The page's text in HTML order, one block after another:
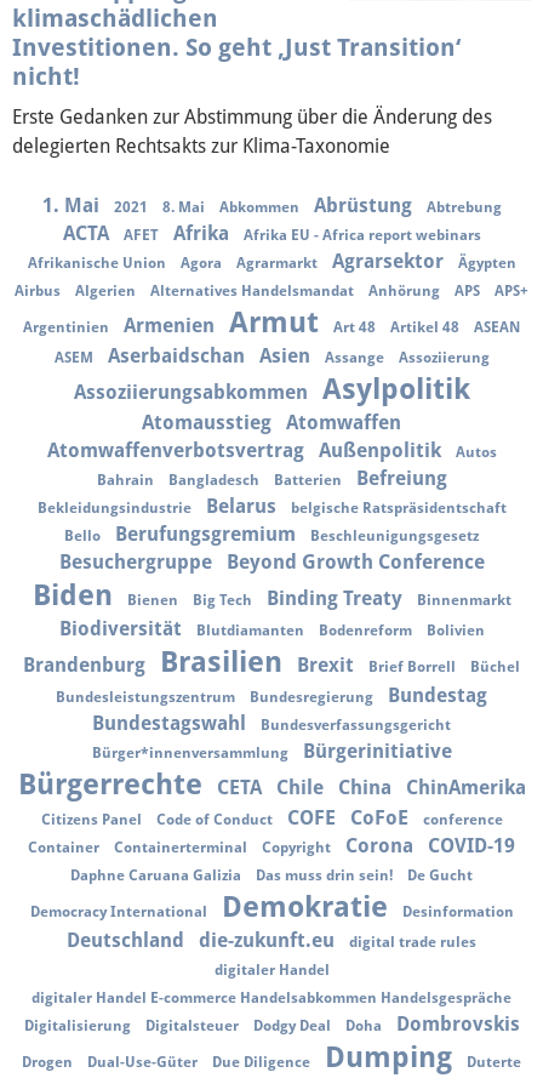
Über mich
Vor Ort
Kontakt
Termine
Presse
Mediathek
klimaschädlichen
Investitionen. So geht ‚Just Transition‘
nicht!
Erste Gedanken zur Abstimmung über die Änderung des
delegierten Rechtsakts zur Klima-Taxonomie
1. Mai 2021 8. Mai Abkommen Abrüstung Abtrebung
ACTA AFET Afrika
Afrika EU - Africa report webinars
Afrikanische Union
Agora Agrarmarkt Agrarsektor
Ägypten
Airbus
Algerien Alternatives Handelsmandat Anhörung APS APS+
Argentinien Armenien Armut Art 48 Artikel 48
ASEAN
ASEM
Aserbaidschan Asien Assange Assoziierung
Assoziierungsabkommen Asylpolitik
Atomausstieg
Atomwaffen
Atomwaffenverbotsvertrag
Außenpolitik
Autos
Bahrain
Bangladesch Batterien Befreiung
Bekleidungsindustrie Belarus
belgische Ratspräsidentschaft
Bello
Berufungsgremium Beschleunigungsgesetz
Besuchergruppe Beyond Growth Conference
Biden Bienen Big Tech Binding Treaty Binnenmarkt
Biodiversität Blutdiamanten Bodenreform Bolivien
Brandenburg Brasilien Brexit Brief Borrell
Büchel
Bundesleistungszentrum
Bundesregierung
Bundestag
Bundestagswahl
Bundesverfassungsgericht
Bürger*innenversammlung
Bürgerinitiative
Bürgerrechte CETA Chile China ChinAmerika
Citizens Panel Code of Conduct COFE CoFoE
conference
Container
Containerterminal Copyright Corona COVID-19
Daphne Caruana Galizia Das muss drin sein! De Gucht
Democracy International Demokratie Desinformation
Deutschland die-zukunft.eu
digital trade rules
digitaler Handel
digitaler Handel E-commerce Handelsabkommen Handelsgespräche
Digitalisierung
Digitalsteuer Dodgy Deal Doha Dombrovskis
Drogen Dual-Use-Güter Due Diligence Dumping
Duterte